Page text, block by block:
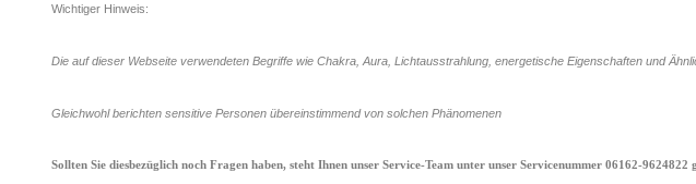
Wichtiger Hinweis:
Die auf dieser Webseite verwendeten Begriffe wie Chakra, Aura, Lichtausstrahlung, energetische Eigenschaften und
Gleichwohl berichten sensitive Personen übereinstimmend von solchen Phänomenen
Sollten Sie diesbezüglich noch Fragen haben, steht Ihnen unser Service-Team unter unser Servicenummer 06162-9624822